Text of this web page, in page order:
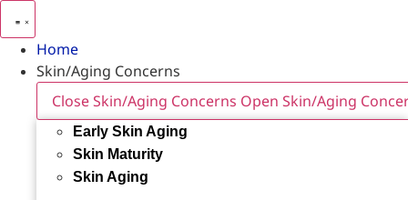
Home
Skin/Aging Concerns
Close Skin/Aging Concerns Open Skin/Aging
Early Skin Aging
Skin Maturity
Skin Aging